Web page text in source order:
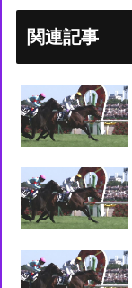
関連記事